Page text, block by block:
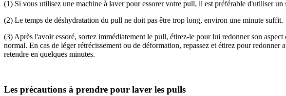
(1) Si vous utilisez une machine à laver pour essorer votre pull, il est préférable d'utiliser
(2) Le temps de déshydratation du pull ne doit pas être trop long, environ une minute suffit.
(3) Après l'avoir essoré, sortez immédiatement le pull, étirez-le pour lui redonner son
normal. En cas de léger rétrécissement ou de déformation, repassez et étirez pour
retendre en quelques minutes.
Les précautions à prendre pour laver les pulls